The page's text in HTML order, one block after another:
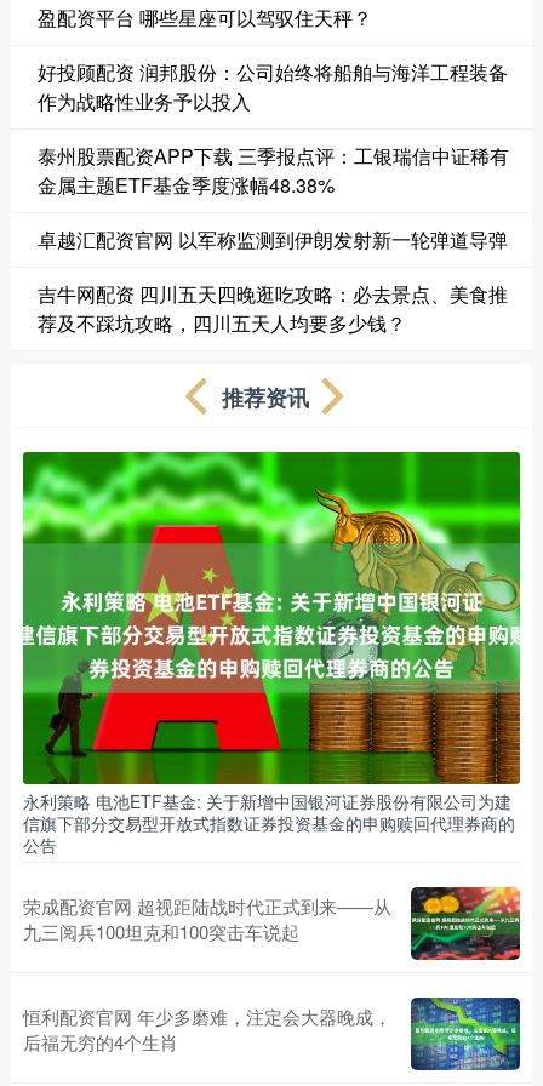
盈配资平台 哪些星座可以驾驭住天秤？
好投顾配资 润邦股份：公司始终将船舶与海洋工程装备
作为战略性业务予以投入
泰州股票配资APP下载 三季报点评：工银瑞信中证稀有
金属主题ETF基金季度涨幅48.38%
卓越汇配资官网 以军称监测到伊朗发射新一轮弹道导弹
吉牛网配资 四川五天四晚逛吃攻略：必去景点、美食推
荐及不踩坑攻略，四川五天人均要多少钱？
推荐资讯
永利策略 电池ETF基金: 关于新增中国银河证券股份有限公司为建
信旗下部分交易型开放式指数证券投资基金的申购赎回代理券商的
公告
荣成配资官网 超视距陆战时代正式到来——从
九三阅兵100坦克和100突击车说起
恒利配资官网 年少多磨难，注定会大器晚成，
后福无穷的4个生肖